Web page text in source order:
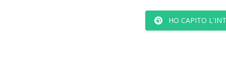
HO CAPITO